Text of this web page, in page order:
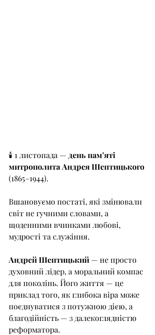
🕯 1 листопада — день пам’яті
митрополита Андрея Шептицького
(1865–1944).
Вшановуємо постаті, які змінювали
світ не гучними словами, а
щоденними вчинками любові,
мудрості та служіння.
Андрей Шептицький — не просто
духовний лідер, а моральний компас
для поколінь. Його життя — це
приклад того, як глибока віра може
поєднуватися з потужною дією, а
благодійність — з далекоглядністю
реформатора.